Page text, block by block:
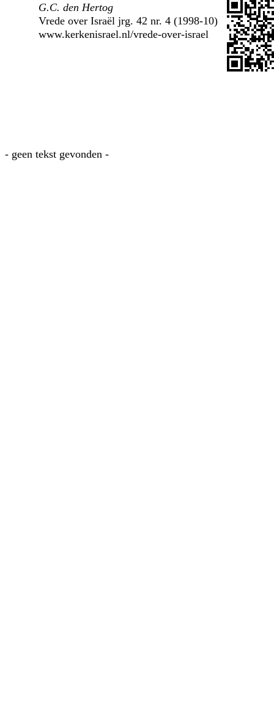
G.C. den Hertog
Vrede over Israël jrg. 42 nr. 4 (1998-10)
www.kerkenisrael.nl/vrede-over-israel
- geen tekst gevonden -